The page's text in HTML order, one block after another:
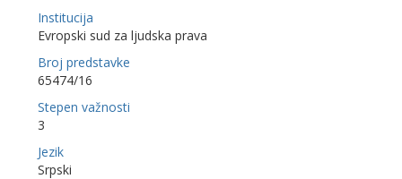
Institucija
Evropski sud za ljudska prava
Broj predstavke
65474/16
Stepen važnosti
3
Jezik
Srpski